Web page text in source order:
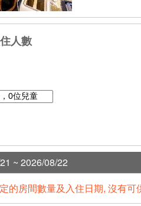
人數
~ 2026/08/22
的房間數量及入住日期, 沒有